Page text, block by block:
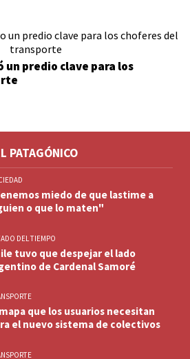
un predio clave para los
PATAGÓNICO
miedo de que lastime a
o que lo maten"
DEL TIEMPO
tuvo que despejar el lado
de Cardenal Samoré
que los usuarios necesitan
el nuevo sistema de colectivos